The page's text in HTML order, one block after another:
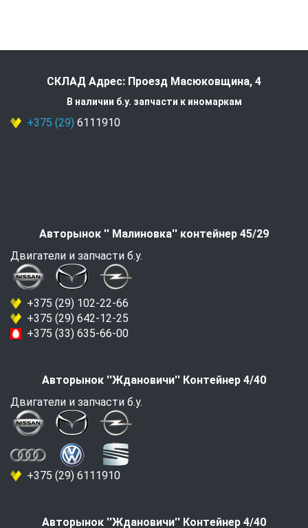
СКЛАД Адрес: Проезд Масюковщина, 4
В наличии б.у. запчасти к иномаркам
+375 (29) 6111910
Авторынок '' Малиновка'' контейнер 45/29
Двигатели и запчасти б.у.
+375 (29) 102-22-66
+375 (29) 642-12-25
+375 (33) 635-66-00
Авторынок ''Ждановичи'' Контейнер 4/40
Двигатели и запчасти б.у.
+375 (29) 6111910
Авторынок ''Ждановичи'' Контейнер 4/40